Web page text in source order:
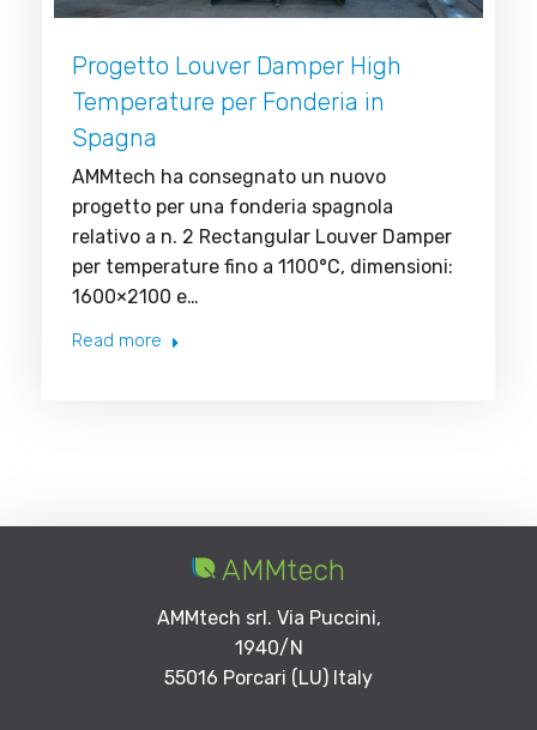
Progetto Louver Damper High
Temperature per Fonderia in
Spagna
AMMtech ha consegnato un nuovo
progetto per una fonderia spagnola
relativo a n. 2 Rectangular Louver Damper
per temperature fino a 1100°C, dimensioni:
1600×2100 e…
Read more
AMMtech
AMMtech srl. Via Puccini,
1940/N
55016 Porcari (LU) Italy